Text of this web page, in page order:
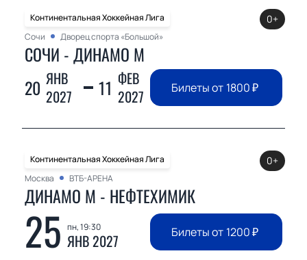
Континентальная Хоккейная Лига
Сочи
Дворец спорта «Большой»
СОЧИ - ДИНАМО М
20 ЯНВ
2027
11 ФЕВ
2027
0+
Билеты от 1800₽
Континентальная Хоккейная Лига
Москва
ВТБ-АРЕНА
ДИНАМО М - НЕФТЕХИМИК
25 пн, 19:30
ЯНВ 2027
0+
Билеты от 1200₽